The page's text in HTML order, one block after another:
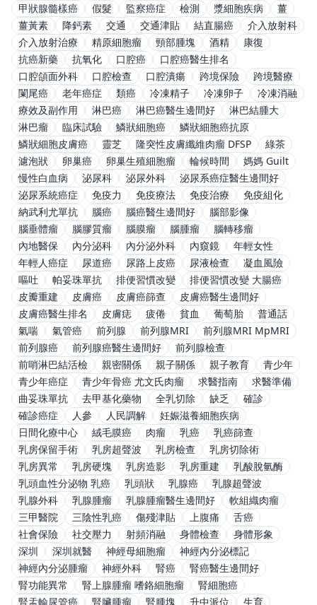
甲狀腺髓樣癌
假髮 監察癌症 檢測 漿細胞疾病
薑
薑黃素
降鈣素 交通 交通津貼 結直腸癌
介入放射科
介入放射治療
精原細胞瘤 頸部腫塊 酒精
康復
抗癌新藥
抗氧化 口腔癌
口腔癌醫生排名
口腔頜面外科
口腔檢查 口腔潰瘍 跨境保險
跨境醫療
闌尾癌
老年癌症 類癌 冷凍精子 冷凍卵子
冷凍消融
療效及副作用
淋巴癌 淋巴癌醫生邊間好
淋巴結腫大
淋巴瘤
臨床試驗 鱗狀細胞癌
鱗狀細胞癌抗原
鱗狀細胞皮膚癌
靈芝 隆突性皮膚纖維肉瘤 DFSP
綠茶
濾泡狀
卵巢癌 卵巢生殖細胞瘤 輪候時間
媽媽 Guilt
慢性白血病
泌尿科 泌尿外科
泌尿系癌症醫生邊間好
泌尿系統癌症
免疫力 免疫療法 免疫治療
免疫組化
納武利尤單抗
腦癌 腦癌醫生邊間好
腦部影像
腦垂體瘤
腦膠質瘤 腦膜瘤 腦腫瘤
腦轉移瘤
內地醫保
內分泌科 內分泌外科 內窺鏡
年輕女性
年輕人癌症
尿道癌 尿路上皮癌 尿液檢查
凝血風險
嘔吐
帕妥珠單抗 排便習慣改變
排便習慣改變 大腸癌
皮瓣重建
皮膚癌 皮膚癌篩查
皮膚癌醫生邊間好
皮膚癌醫生排名
皮膚痣 疲倦 貧血 葡萄胎
普通話
氣喘
氣管癌 前列腺 前列腺MRI
前列腺MRI MpMRI
前列腺癌
前列腺癌醫生邊間好
前列腺檢查
前哨淋巴結活檢
親密關係 親子關係 親子教育
青少年
青少年癌症
青少年骨癌 尤文氏肉瘤 求醫指南
求醫準備
曲妥珠單抗
去甲基化藥物 全乳切除 缺乏
確診
確診癌症
人參 人民調解
妊娠滋養細胞疾病
日間化療中心
絨毛膜癌 肉瘤 乳癌
乳癌篩查
乳房保留手術
乳房超聲波 乳房檢查
乳房切除術
乳房異常
乳房硬塊 乳房造影 乳房重建
乳酸脫氫酶
乳頭血性分泌物 乳癌
乳頭狀 乳腺癌
乳腺超聲波
乳腺外科
乳腺腫瘤 乳腺腫瘤醫生邊間好
軟組織肉瘤
三甲醫院
三陰性乳癌 傷殘津貼 上腹痛
舌癌
社會保險
社交壓力 射頻消融 身體檢查
身體形象
深圳
深圳就醫 神經母細胞瘤
神經內分泌標記
神經內分泌腫瘤
神經外科 腎癌
腎癌醫生邊間好
腎功能異常
腎上腺腫瘤 嗜鉻細胞瘤
腎細胞癌
腎盂輸尿管癌
腎臟腫瘤 腎腫塊 升中派位 生育